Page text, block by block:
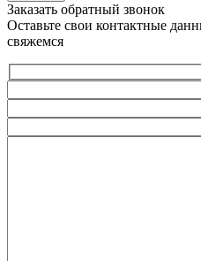
Заказать обратный звонок
Оставьте свои контактные
свяжемся